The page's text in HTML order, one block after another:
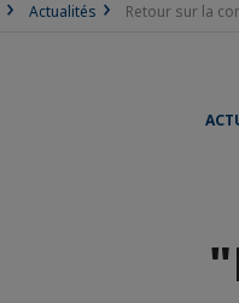
Actualités Retour sur la